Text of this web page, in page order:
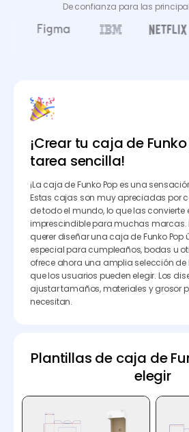
De confianza para las
¡Crear tu caja de
tarea sencilla!
¡La caja de Funko Pop es una
Estas cajas son muy apreciadas por
de todo el mundo, lo que las convierte
imprescindible para muchas marcas.
querer diseñar una caja de Funko
especial para cumpleaños, bodas u
ofrece ahora una amplia selección de
que los usuarios pueden elegir. Los
ajustar tamaños, materiales y grosor
necesitan.
Plantillas de caja de
elegir